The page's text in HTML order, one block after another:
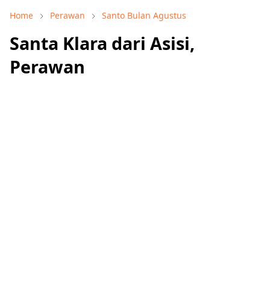
Home Perawan Santo Bulan Agustus
Santa Klara dari Asisi,
Perawan